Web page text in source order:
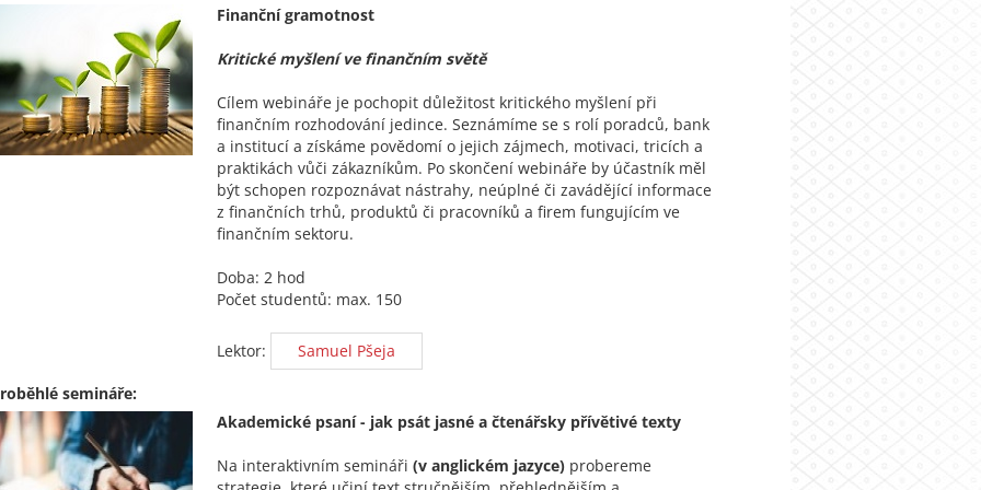
Finanční gramotnost
Kritické myšlení ve finančním světě
Cílem webináře je pochopit důležitost kritického myšlení při
finančním rozhodování jedince. Seznámíme se s rolí poradců, bank
a institucí a získáme povědomí o jejich zájmech, motivaci, tricích a
praktikách vůči zákazníkům. Po skončení webináře by účastník měl
být schopen rozpoznávat nástrahy, neúplné či zavádějící informace
z finančních trhů, produktů či pracovníků a firem fungujícím ve
finančním sektoru.
Doba: 2 hod
Počet studentů: max. 150
Lektor: Samuel Pšeja
semináře:
Akademické psaní - jak psát jasné a čtenářsky přívětivé texty
Na interaktivním semináři (v anglickém jazyce) probereme